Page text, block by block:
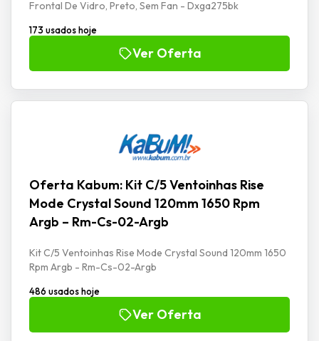
Frontal De Vidro, Preto, Sem Fan - Dxga275bk
173 usados hoje
Ver Oferta
Oferta Kabum: Kit C/5 Ventoinhas Rise
Mode Crystal Sound 120mm 1650 Rpm
Argb – Rm-Cs-02-Argb
Kit C/5 Ventoinhas Rise Mode Crystal Sound 120mm 1650
Rpm Argb - Rm-Cs-02-Argb
486 usados hoje
Ver Oferta